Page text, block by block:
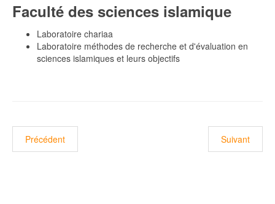
Faculté des sciences islamique
Laboratoire chariaa
Laboratoire méthodes de recherche et d'évaluation en
sciences islamiques et leurs objectifs
Article précédent : Publications scientifiques
Précédent Article
Suivant